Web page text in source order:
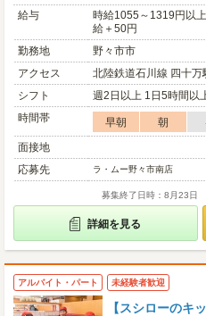
給与
時給1055～1319円以
給＋50円
勤務地
野々市市
アクセス
北陸鉄道石川線 四十万
シフト
週2日以上 1日5時間以
時間帯
早朝 朝
面接地
応募先
ラ・ムー野々市南店
募集終了日時：8月23日
詳細を見る
アルバイト・パート 未経験者歓迎
【スシローのキ